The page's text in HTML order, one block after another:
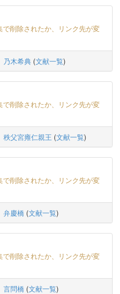
で削除されたか、リンク先が変
乃木希典 (文献一覧)
で削除されたか、リンク先が変
秩父宮雍仁親王 (文献一覧)
で削除されたか、リンク先が変
弁慶橋 (文献一覧)
で削除されたか、リンク先が変
言問橋 (文献一覧)